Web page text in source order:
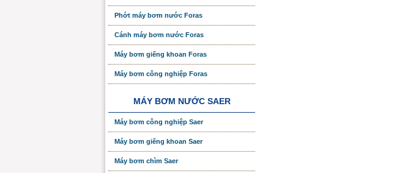
Phớt máy bơm nước Foras
Cánh máy bơm nước Foras
Máy bơm giếng khoan Foras
Máy bơm công nghiệp Foras
MÁY BƠM NƯỚC SAER
Máy bơm công nghiệp Saer
Máy bơm giếng khoan Saer
Máy bơm chìm Saer